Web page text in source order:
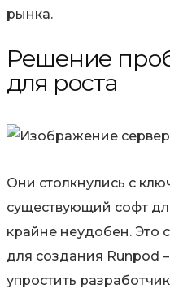
рынка.
Решение
для роста
Они столкнулись с
существующий софт
крайне неудобен. Это
для создания Runpod
упростить